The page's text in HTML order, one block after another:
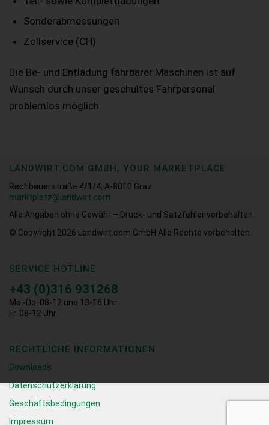
Sonderabmessungen
Zollservice (CH)
Die Be- und Entladung fahrbarer Maschinen ist auf
Wunsch durch unser geschultes Fahrpersonal
problemlos möglich.
LANDWIRT.COM GMBH, YOUR MARKETPLACE
Rechbauerstraße 4/1/4, A-8010 Graz
marktplatz@landwirt.com
Alle Angaben ohne Gewähr – Druck- und Satzfehler vorbehalten.
© Copyright 2026 Landwirt.com GmbH Alle Rechte vorbehalten.
SERVICE HOTLINE
+43 (0)316 931268
Mo.-Do. 08-12 und 13-16 Uhr
Fr. 08-12 Uhr
RECHTLICHE INFORMATIONEN
Downloads
Datenschutzerklärung
Geschäftsbedingungen
Impressum